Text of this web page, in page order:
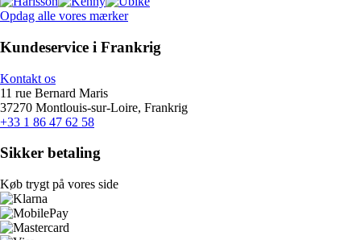
Opdag alle vores mærker
Kundeservice i Frankrig
Kontakt os
11 rue Bernard Maris
37270 Montlouis-sur-Loire, Frankrig
+33 1 86 47 62 58
Sikker betaling
Køb trygt på vores side